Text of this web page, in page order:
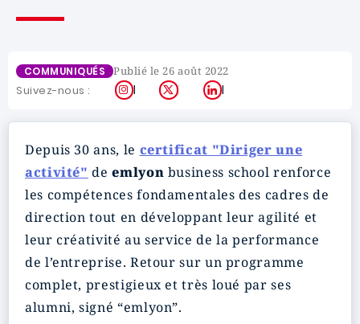
COMMUNIQUÉS Publié le 26 août 2022
Suivez-nous : Instagram
X LinkedIn
Depuis 30 ans, le certificat "Diriger une
activité" deemlyon business school renforce
les compétences fondamentales des cadres de
direction tout en développant leur agilité et
leur créativité au service de la performance
de l’entreprise. Retour sur un programme
complet, prestigieux et très loué par ses
alumni, signé “emlyon”.